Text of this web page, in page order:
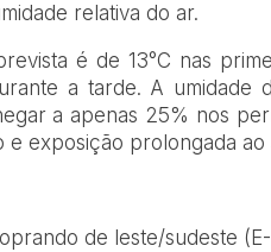
relativa do ar.
é de 13°C nas
a tarde. A umidade
a apenas 25% nos
e exposição prolongada ao
de leste/sudeste (E-